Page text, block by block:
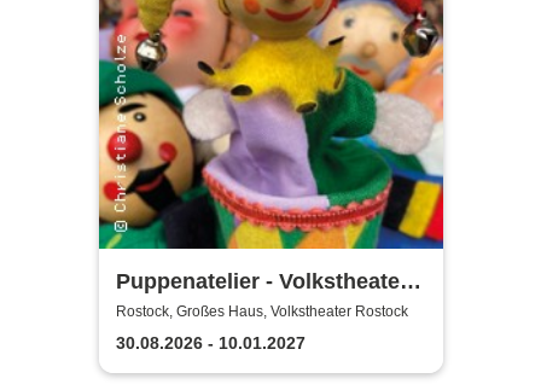
Puppenatelier - Volkstheater
Rostock
Rostock, Großes Haus, Volkstheater Rostock
30.08.2026 - 10.01.2027